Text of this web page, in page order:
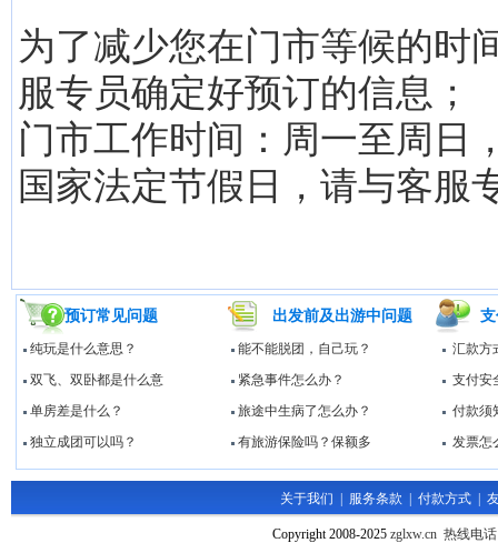
为了减少您在门市等候的时
服专员确定好预订的信息；
门市工作时间：周一至周日
国家法定节假日，请与客服
预订常见问题
纯玩是什么意思？
双飞、双卧都是什么意
单房差是什么？
独立成团可以吗？
出发前及出游中问题
能不能脱团，自己玩？
紧急事件怎么办？
旅途中生病了怎么办？
有旅游保险吗？保额多
汇款方
支付安
付款须
发票怎
关于我们 服务条款 付款方式
Copyright 2008-2025 zglxw.cn 热线电